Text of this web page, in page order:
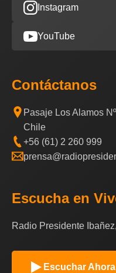
Instagram
YouTube
Contáctanos
Pasaje Los Alamos
Chile
+56 (61) 2 260 999
Escucha en
Radio Presidente
Escuchar Ahora